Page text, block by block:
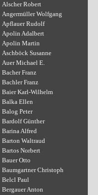
Alscher Robert
Angermüller Wolfgang
Apflauer Rudolf
Apolin Adalbert
Apolin Martin
Aschböck Susanne
Auer Michael E.
Bacher Franz
Bachler Franz
Baier Karl-Wilhelm
Balka Ellen
Balog Peter
Bardolf Günther
Barina Alfred
Barton Waltraud
Bartos Norbert
Bauer Otto
Baumgartner Christoph
Belcl Paul
Bergauer Anton